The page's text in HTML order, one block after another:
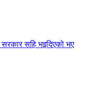
सहि भइदिएको भए